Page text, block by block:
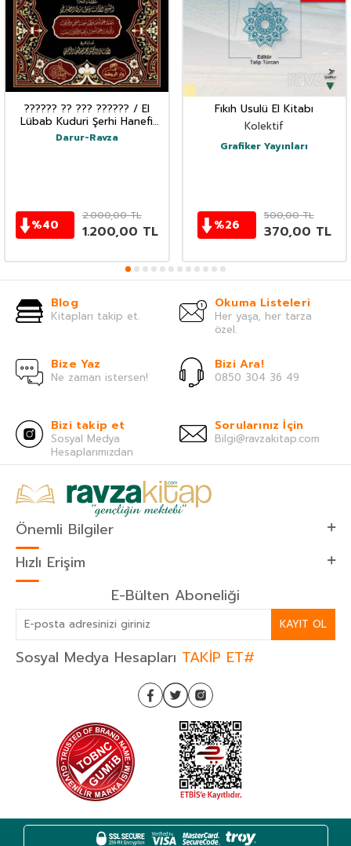
?????? ?? ??? ?????? / El
Lübab Kuduri Şerhi Hanefi
Fikhi 2 Cilt - (Arapça)
Darur-Ravza
%40
2.000,00TL
1.200,00 TL
Fıkıh Usulü El Kitabı
Kolektif
Grafiker Yayınları
%26
500,00TL
370,00 TL
Blog
Kitapları takip et.
Okuma Listeleri
Her yaşa, her tarza
özel.
Bize Yaz
Ne zaman istersen!
Bizi Ara!
0850 304 36 49
Bizi takip et
Sosyal Medya
Hesaplarımızdan
Sorularınız İçin
Bilgi@ravzakitap.com
Önemli Bilgiler
Hızlı Erişim
E-Bülten Aboneliği
KAYIT OL
Sosyal Medya Hesapları TAKİP ET#